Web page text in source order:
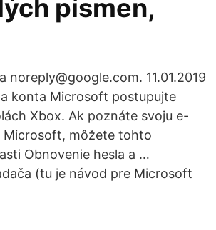
písmen,
noreply@google.com. 11.01.2019
konta Microsoft postupujte
Xbox. Ak poznáte svoju e-
Microsoft, môžete tohto
Obnovenie hesla a …
(tu je návod pre Microsoft